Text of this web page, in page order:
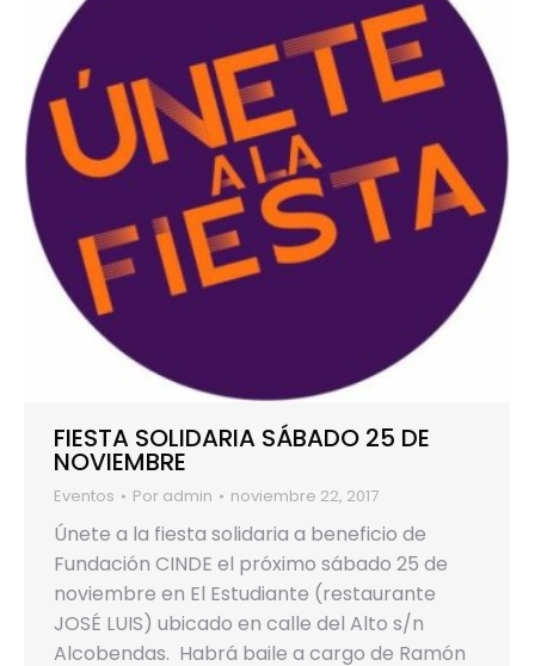
FIESTA SOLIDARIA SÁBADO 25 DE
NOVIEMBRE
Eventos Por admin noviembre 22, 2017
Únete a la fiesta solidaria a beneficio de
Fundación CINDE el próximo sábado 25 de
noviembre en El Estudiante (restaurante
JOSÉ LUIS) ubicado en calle del Alto s/n
Alcobendas. Habrá baile a cargo de Ramón